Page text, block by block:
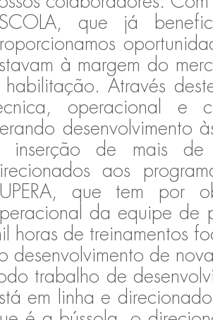
que já
à margem do
Através
operacional e
desenvolvimento
inserção de mais de
aos
que tem por
da equipe de
horas de treinamentos
desenvolvimento de
trabalho de
em linha e